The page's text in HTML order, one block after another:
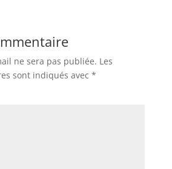
ne sera pas publiée. Les
sont indiqués avec *